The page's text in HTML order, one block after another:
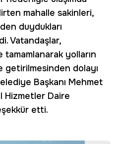
mahalle sakinleri,
duydukları
Vatandaşlar,
tamamlanarak yolların
getirilmesinden dolayı
Başkanı Mehmet
Hizmetler Daire
etti.